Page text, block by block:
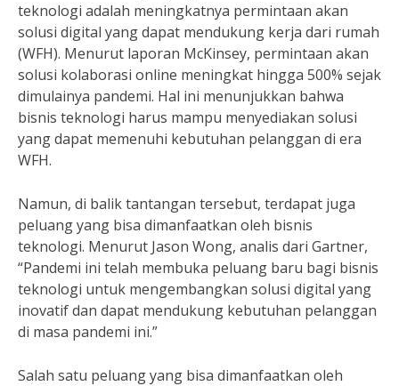
teknologi adalah meningkatnya permintaan akan
solusi digital yang dapat mendukung kerja dari rumah
(WFH). Menurut laporan McKinsey, permintaan akan
solusi kolaborasi online meningkat hingga 500% sejak
dimulainya pandemi. Hal ini menunjukkan bahwa
bisnis teknologi harus mampu menyediakan solusi
yang dapat memenuhi kebutuhan pelanggan di era
WFH.
Namun, di balik tantangan tersebut, terdapat juga
peluang yang bisa dimanfaatkan oleh bisnis
teknologi. Menurut Jason Wong, analis dari Gartner,
“Pandemi ini telah membuka peluang baru bagi bisnis
teknologi untuk mengembangkan solusi digital yang
inovatif dan dapat mendukung kebutuhan pelanggan
di masa pandemi ini.”
Salah satu peluang yang bisa dimanfaatkan oleh